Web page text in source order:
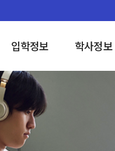
입학정보 학사정보